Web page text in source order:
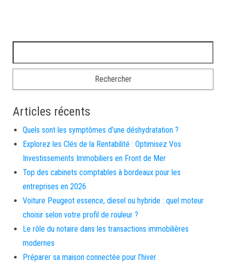
Articles récents
Quels sont les symptômes d’une déshydratation ?
Explorez les Clés de la Rentabilité : Optimisez Vos
Investissements Immobiliers en Front de Mer
Top des cabinets comptables à bordeaux pour les
entreprises en 2026
Voiture Peugeot essence, diesel ou hybride : quel moteur
choisir selon votre profil de rouleur ?
Le rôle du notaire dans les transactions immobilières
modernes
Préparer sa maison connectée pour l’hiver